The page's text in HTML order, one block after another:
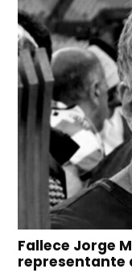
Fallece Jorge
representante